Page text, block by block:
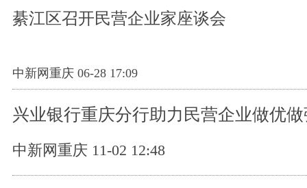
綦江区召开民营企业家座谈会
中新网重庆 06-28 17:09
兴业银行重庆分行助力民营企业做优
中新网重庆 11-02 12:48